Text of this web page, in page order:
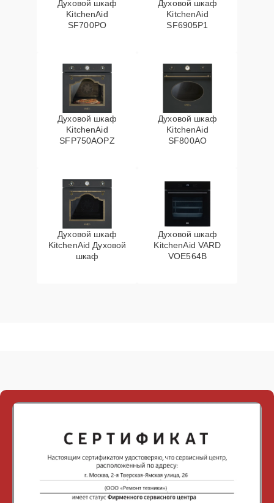
Духовой шкаф
KitchenAid
SF700PO
Духовой шкаф
KitchenAid
SF6905P1
Духовой шкаф
KitchenAid
SFP750AOPZ
Духовой шкаф
KitchenAid
SF800AO
Духовой шкаф
KitchenAid Духовой
шкаф
Духовой шкаф
KitchenAid VARD
VOE564B